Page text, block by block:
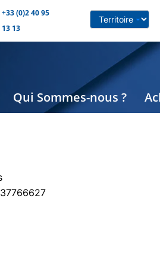
+33 (0)2 40 95
13 13
Qui Sommes-nous ?